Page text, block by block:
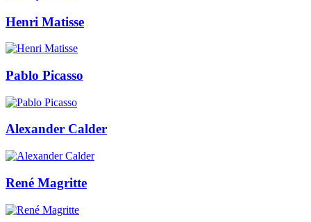
Henri Matisse
Pablo Picasso
Alexander Calder
René Magritte